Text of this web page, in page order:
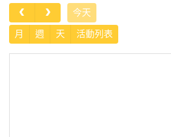
今天
月 週 天 活動列表